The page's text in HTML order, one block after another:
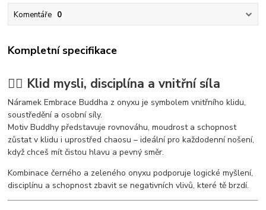
Komentáře 0
Kompletní specifikace
🧘‍♂️ Klid mysli, disciplína a vnitřní síla
Náramek Embrace Buddha z onyxu je symbolem vnitřního klidu,
soustředění a osobní síly.
Motiv Buddhy představuje rovnováhu, moudrost a schopnost
zůstat v klidu i uprostřed chaosu – ideální pro každodenní nošení,
když chceš mít čistou hlavu a pevný směr.
Kombinace černého a zeleného onyxu podporuje logické myšlení,
disciplínu a schopnost zbavit se negativních vlivů, které tě brzdí.